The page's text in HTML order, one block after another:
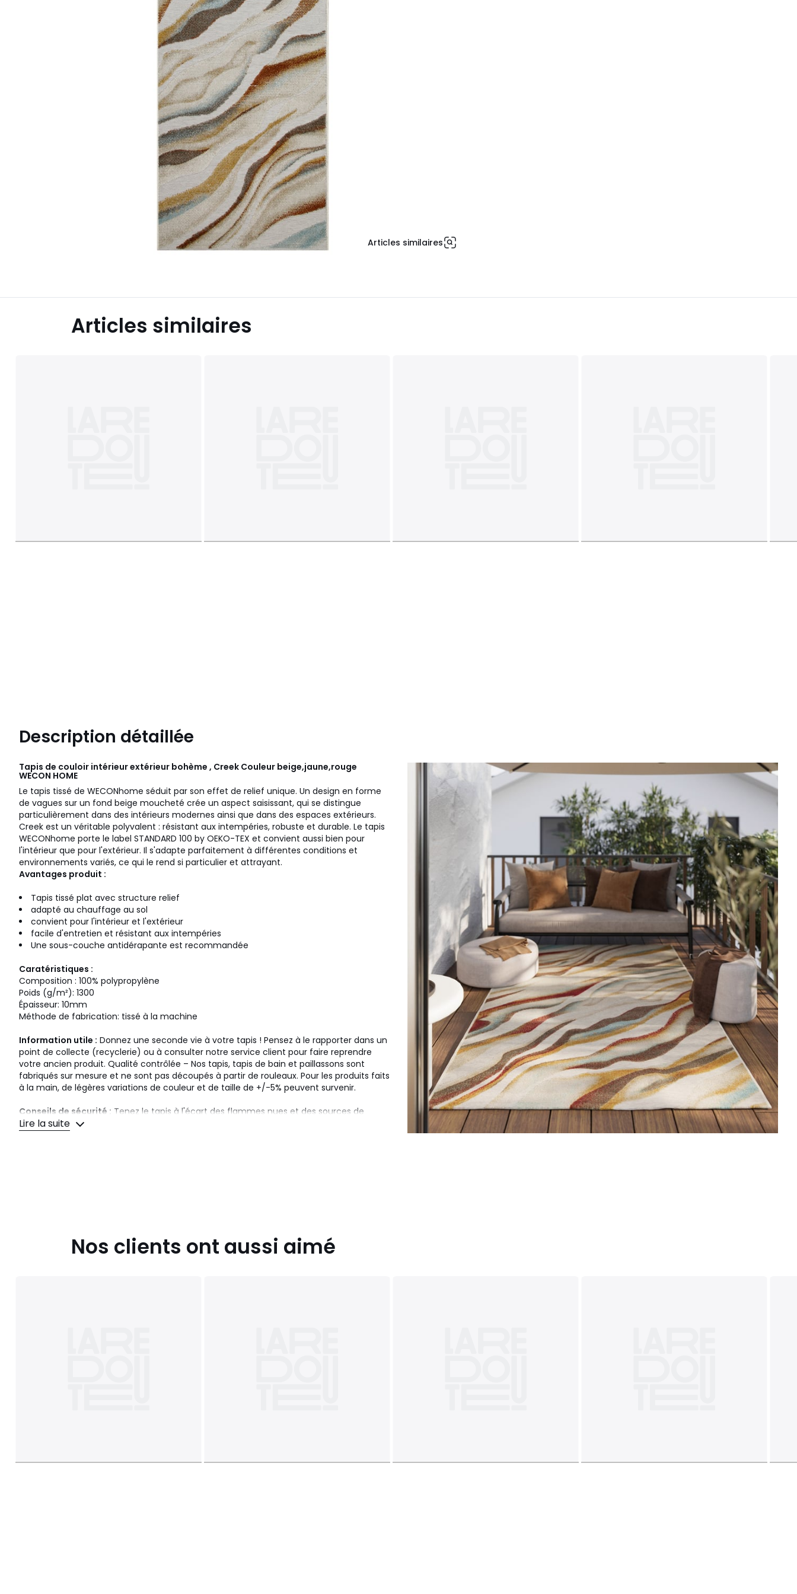
Articles similaires
Articles similaires
Description détaillée
Tapis de couloir intérieur extérieur bohème , Creek Couleur beige,jaune,rouge
WECON HOME
Le tapis tissé de WECONhome séduit par son effet de relief unique. Un design en forme
de vagues sur un fond beige moucheté crée un aspect saisissant, qui se distingue
particulièrement dans des intérieurs modernes ainsi que dans des espaces extérieurs.
Creek est un véritable polyvalent : résistant aux intempéries, robuste et durable. Le tapis
WECONhome porte le label STANDARD 100 by OEKO-TEX et convient aussi bien pour
l'intérieur que pour l'extérieur. Il s'adapte parfaitement à différentes conditions et
environnements variés, ce qui le rend si particulier et attrayant.
Avantages produit :
Tapis tissé plat avec structure relief
adapté au chauffage au sol
convient pour l'intérieur et l'extérieur
facile d'entretien et résistant aux intempéries
Une sous-couche antidérapante est recommandée
Caratéristiques :
Composition : 100% polypropylène
Poids (g/m²): 1300
Épaisseur: 10mm
Méthode de fabrication: tissé à la machine
Information utile : Donnez une seconde vie à votre tapis ! Pensez à le rapporter dans un
point de collecte (recyclerie) ou à consulter notre service client pour faire reprendre
votre ancien produit. Qualité contrôlée – Nos tapis, tapis de bain et paillassons sont
fabriqués sur mesure et ne sont pas découpés à partir de rouleaux. Pour les produits faits
à la main, de légères variations de couleur et de taille de +/-5% peuvent survenir.
Conseils de sécurité : Tenez le tapis à l'écart des flammes nues et des sources de
chaleur. Respectez les consignes d'entretien afin de préserver la qualité des matériaux
et de garantir la sécurité.
Lire la suite
Nos clients ont aussi aimé